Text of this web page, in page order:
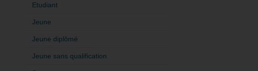
Etudiant
Jeune
Jeune diplômé
Jeune sans qualification